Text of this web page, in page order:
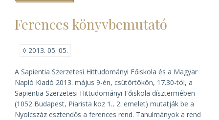
egyházi
konferenciája
Róma
Ferences könyvbemutató
◊ 2013. 05. 05.
A Sapientia Szerzetesi Hittudományi Főiskola és a Magyar
Napló Kiadó 2013. május 9-én, csütörtökön, 17.30-tól, a
Sapientia Szerzetesi Hittudományi Főiskola dísztermében
(1052 Budapest, Piarista köz 1., 2. emelet) mutatják be a
Nyolcszáz esztendős a ferences rend. Tanulmányok a rend